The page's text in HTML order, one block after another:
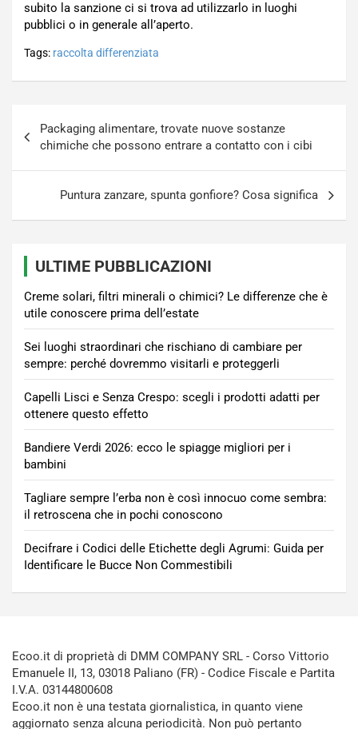
subito la sanzione ci si trova ad utilizzarlo in luoghi
pubblici o in generale all’aperto.
Tags: raccolta differenziata
articoli
Packaging alimentare, trovate nuove sostanze
chimiche che possono entrare a contatto con i cibi
Puntura zanzare, spunta gonfiore? Cosa significa
ULTIME PUBBLICAZIONI
Creme solari, filtri minerali o chimici? Le differenze che è
utile conoscere prima dell’estate
Sei luoghi straordinari che rischiano di cambiare per
sempre: perché dovremmo visitarli e proteggerli
Capelli Lisci e Senza Crespo: scegli i prodotti adatti per
ottenere questo effetto
Bandiere Verdi 2026: ecco le spiagge migliori per i
bambini
Tagliare sempre l’erba non è così innocuo come sembra:
il retroscena che in pochi conoscono
Decifrare i Codici delle Etichette degli Agrumi: Guida per
Identificare le Bucce Non Commestibili
Ecoo.it di proprietà di DMM COMPANY SRL - Corso Vittorio
Emanuele II, 13, 03018 Paliano (FR) - Codice Fiscale e Partita
I.V.A. 03144800608
Ecoo.it non è una testata giornalistica, in quanto viene
aggiornato senza alcuna periodicità. Non può pertanto